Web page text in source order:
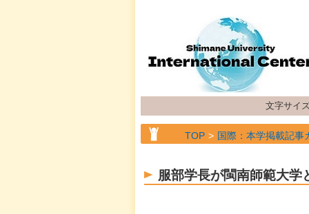
文字サイ
TOP 国際：本学掲載記事
服部学長が閩南師範大学